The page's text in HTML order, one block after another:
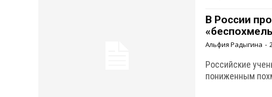
В России
Альфия Радыгина -
Российские
пониженным